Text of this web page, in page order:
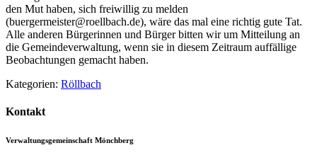
den Mut haben, sich freiwillig zu melden
(buergermeister@roellbach.de), wäre das mal eine richtig gute Tat.
Alle anderen Bürgerinnen und Bürger bitten wir um Mitteilung an
die Gemeindeverwaltung, wenn sie in diesem Zeitraum auffällige
Beobachtungen gemacht haben.
Kategorien: Röllbach
Kontakt
Verwaltungsgemeinschaft Mönchberg